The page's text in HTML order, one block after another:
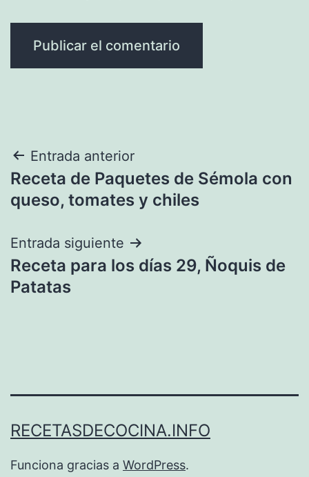
Navegación
de
Entrada anterior
Receta de Paquetes de Sémola con
queso, tomates y chiles
Entrada siguiente
Receta para los días 29, Ñoquis de
Patatas
RECETASDECOCINA.INFO
Funciona gracias a WordPress.